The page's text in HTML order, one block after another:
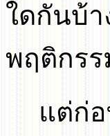
ใดกันบ้
พฤติกร
แต่ก่